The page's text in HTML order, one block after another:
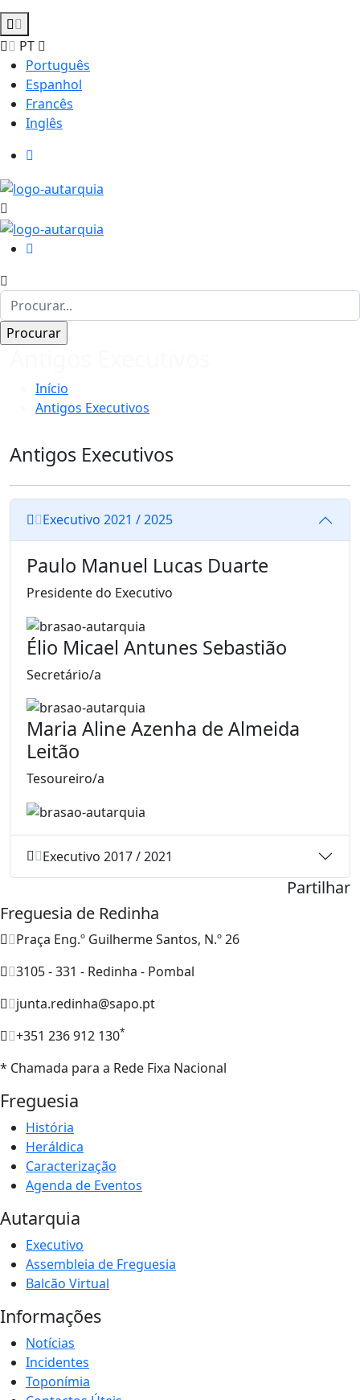
PT
Português
Espanhol
Francês
Inglês
Início
Antigos Executivos
Antigos Executivos
Executivo 2021 / 2025
Paulo Manuel Lucas Duarte
Presidente do Executivo
Élio Micael Antunes Sebastião
Secretário/a
Maria Aline Azenha de Almeida
Leitão
Tesoureiro/a
Executivo 2017 / 2021
Partilhar
Freguesia de Redinha
Praça Eng.º Guilherme Santos, N.º 26
3105 - 331 - Redinha - Pombal
junta.redinha@sapo.pt
+351 236 912 130*
* Chamada para a Rede Fixa Nacional
Freguesia
História
Heráldica
Caracterização
Agenda de Eventos
Autarquia
Executivo
Assembleia de Freguesia
Balcão Virtual
Informações
Notícias
Incidentes
Toponímia